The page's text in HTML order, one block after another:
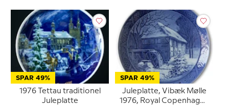
SPAR 49%
1976 Tettau traditionel
Juleplatte
SPAR 49%
Juleplatte, Vibæk Mølle
1976, Royal Copenhagen